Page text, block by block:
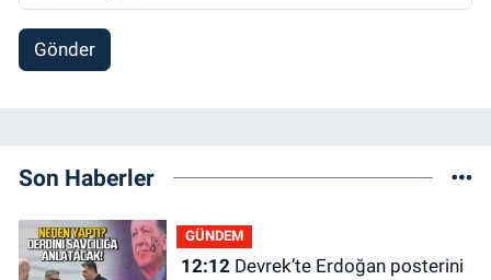
Gönder
Son Haberler
GÜNDEM
12:12Devrek’te Erdoğan posterini